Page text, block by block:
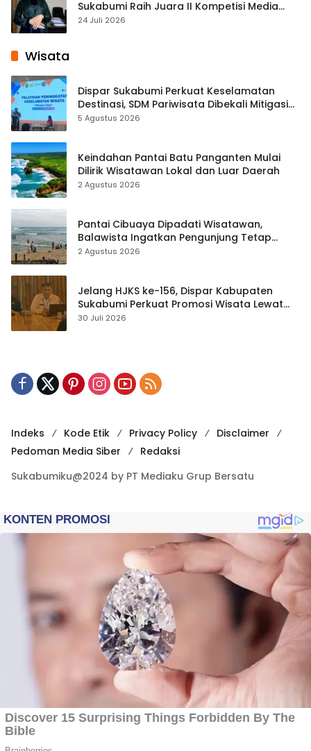
Sukabumi Raih Juara II Kompetisi Media
Pembelajaran Digital Tingkat Internasional
24 Juli 2026
Wisata
Dispar Sukabumi Perkuat Keselamatan
Destinasi, SDM Pariwisata Dibekali Mitigasi
hingga Teknik Evakuasi
5 Agustus 2026
Keindahan Pantai Batu Panganten Mulai
Dilirik Wisatawan Lokal dan Luar Daerah
2 Agustus 2026
Pantai Cibuaya Dipadati Wisatawan,
Balawista Ingatkan Pengunjung Tetap
Waspada
2 Agustus 2026
Jelang HJKS ke-156, Dispar Kabupaten
Sukabumi Perkuat Promosi Wisata Lewat
Publikasi Digital
30 Juli 2026
Indeks Kode Etik Privacy Policy
Disclaimer
Pedoman Media Siber
Redaksi
Sukabumiku@2024 by PT Mediaku Grup Bersatu